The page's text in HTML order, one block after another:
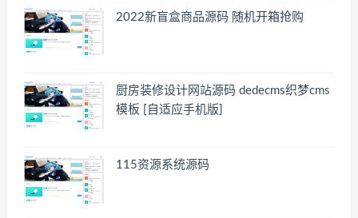
2022新盲盒商品源码 随机开箱抢购
厨房装修设计网站源码 dedecms织梦cms
模板 [自适应手机版]
115资源系统源码